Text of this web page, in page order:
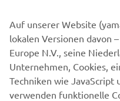
and adrenaline fueled
for 2023!
Auf unserer Website
lokalen Versionen davon
Europe N.V., seine
Unternehmen, Cookies,
Techniken wie JavaScript
verwenden funktionelle